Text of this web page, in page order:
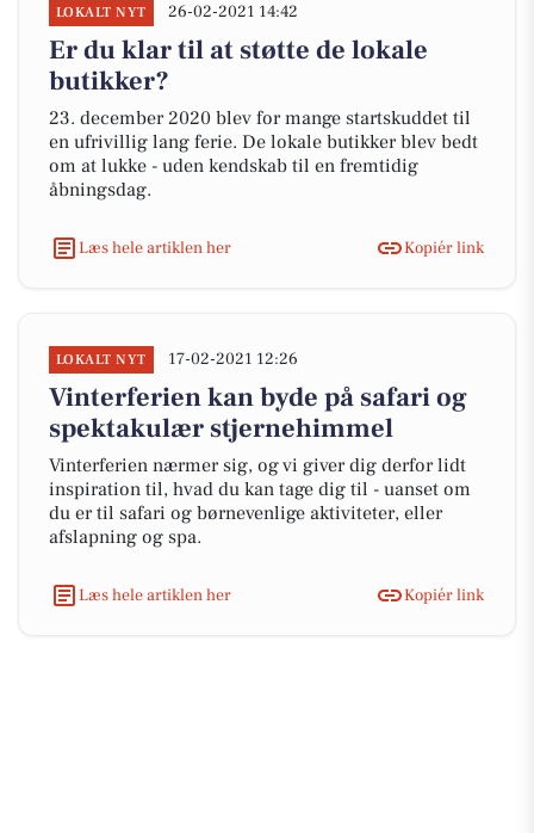
LOKALT NYT 26-02-2021 14:42
Er du klar til at støtte de lokale
butikker?
23. december 2020 blev for mange startskuddet til
en ufrivillig lang ferie. De lokale butikker blev bedt
om at lukke - uden kendskab til en fremtidig
åbningsdag.
Læs hele artiklen her Kopiér link
LOKALT NYT 17-02-2021 12:26
Vinterferien kan byde på safari og
spektakulær stjernehimmel
Vinterferien nærmer sig, og vi giver dig derfor lidt
inspiration til, hvad du kan tage dig til - uanset om
du er til safari og børnevenlige aktiviteter, eller
afslapning og spa.
Læs hele artiklen her Kopiér link